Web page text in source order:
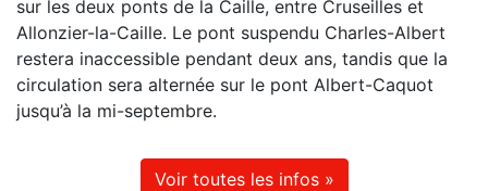
sur les deux ponts de la Caille, entre Cruseilles et
Allonzier-la-Caille. Le pont suspendu Charles-Albert
restera inaccessible pendant deux ans, tandis que la
circulation sera alternée sur le pont Albert-Caquot
jusqu’à la mi-septembre.
Voir toutes les infos »